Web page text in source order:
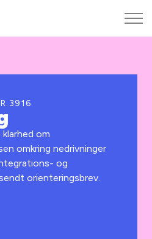
om
omkring nedrivninger
og
orienteringsbrev.